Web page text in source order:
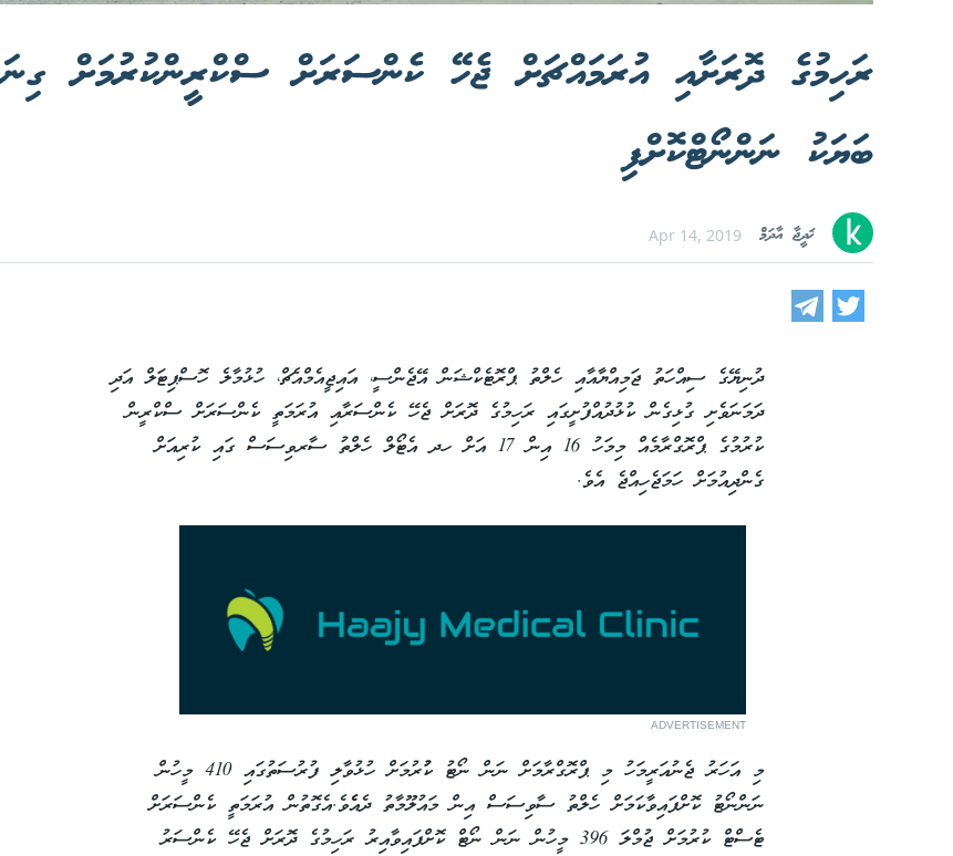
ރަހިމުގެ ދޮރަށާއި އުރަމައްޗަށް ޖެހޭ ކެންސަރަށް ސްކްރީންކުރުމަށް ގިނަ
ބަޔަކު ނަންނޯޓްކޮށްފި
ޚަދީޖާ އާދަމް Apr 14, 2019
ދުނިޔޭގެ ސިއްހަތު ޖަމިއްޔާއާއި ހެލްތު ޕްރޮޓެކްޝަން އޭޖެންސީ، އައިޖީއެމްއެޗް، ހުޅުމާލެ ހޮސްޕިޓަލް އަދި
ދަމަނަވެށި ގުޅިގެން ކުޅުދުއްފުށީގައި ރަހިމުގެ ދޮރަށް ޖެހޭ ކެންސަރާއި އުރަމަތީ ކެންސަރަށް ސްކްރީން
ކުރުމުގެ ޕްރޮގްރާމެއް މިމަހު 16 އިން 17 އަށް ހދ އެޓޯލް ހެލްތު ސާރވިސަސް ގައި ކުރިއަށް
ގެންދިއުމަށް ހަމަޖެހިއްޖެ އެވެ.
ADVERTISEMENT
މި އަހަރު ޖެނުއަރީމަހު މި ޕްރޮގްރާމަށް ނަން ނޯޓު ކުުރުމަށް ހުޅުވާލި ފުރުސަތުގައި 410 މީހުން
ނަންނޯޓު ކޮށްފައިވާކަމަށް ހެލްތު ސާވިސަސް އިން މައުލޫމާތު ދެއެެވެ.އެގޮތުން އުރަމަތީ ކެންސަރަށް
ޓެސްޓް ކުރުމަށް ޖުމްލަ 396 މީހުން ނަން ނޯޓް ކޮށްފައިވާއިރު ރަހިމުގެ ދޮރަށް ޖެހޭ ކެންސަރު